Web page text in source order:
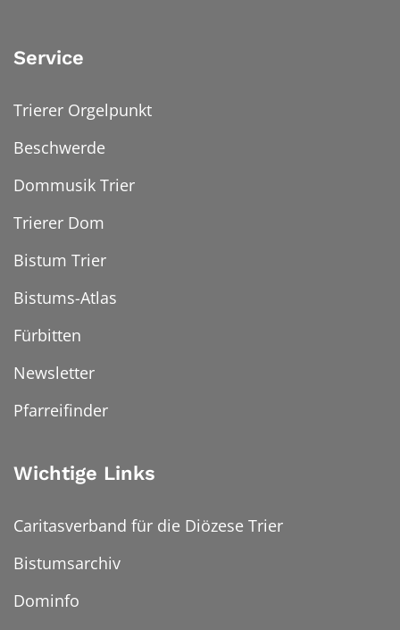
Service
Trierer Orgelpunkt
Beschwerde
Dommusik Trier
Trierer Dom
Bistum Trier
Bistums-Atlas
Fürbitten
Newsletter
Pfarreifinder
Wichtige Links
Caritasverband für die Diözese Trier
Bistumsarchiv
Dominfo